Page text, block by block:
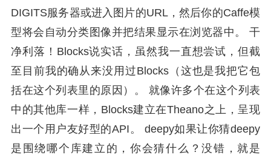
DIGITS服务器或进入图片的URL，然后你的Caffe模
型将会自动分类图像并把结果显示在浏览器中。 干
净利落！Blocks说实话，虽然我一直想尝试，但截
至目前我的确从来没用过Blocks（这也是我把它包
括在这个列表里的原因）。 就像许多个在这个列表
中的其他库一样，Blocks建立在Theano之上，呈现
出一个用户友好型的API。 deepy如果让你猜deepy
是围绕哪个库建立的，你会猜什么？没错，就是